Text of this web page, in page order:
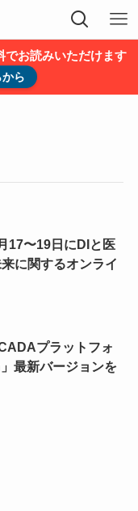
でお読みいただけます
ら
17〜19日にDIと医
に関するオンライ
プラットフォ
最新バージョンを